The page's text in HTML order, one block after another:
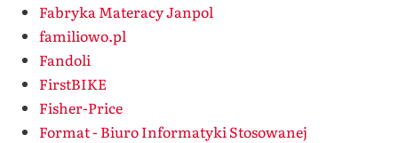
Fabryka Materacy Janpol
familiowo.pl
Fandoli
FirstBIKE
Fisher-Price
Format - Biuro Informatyki Stosowanej